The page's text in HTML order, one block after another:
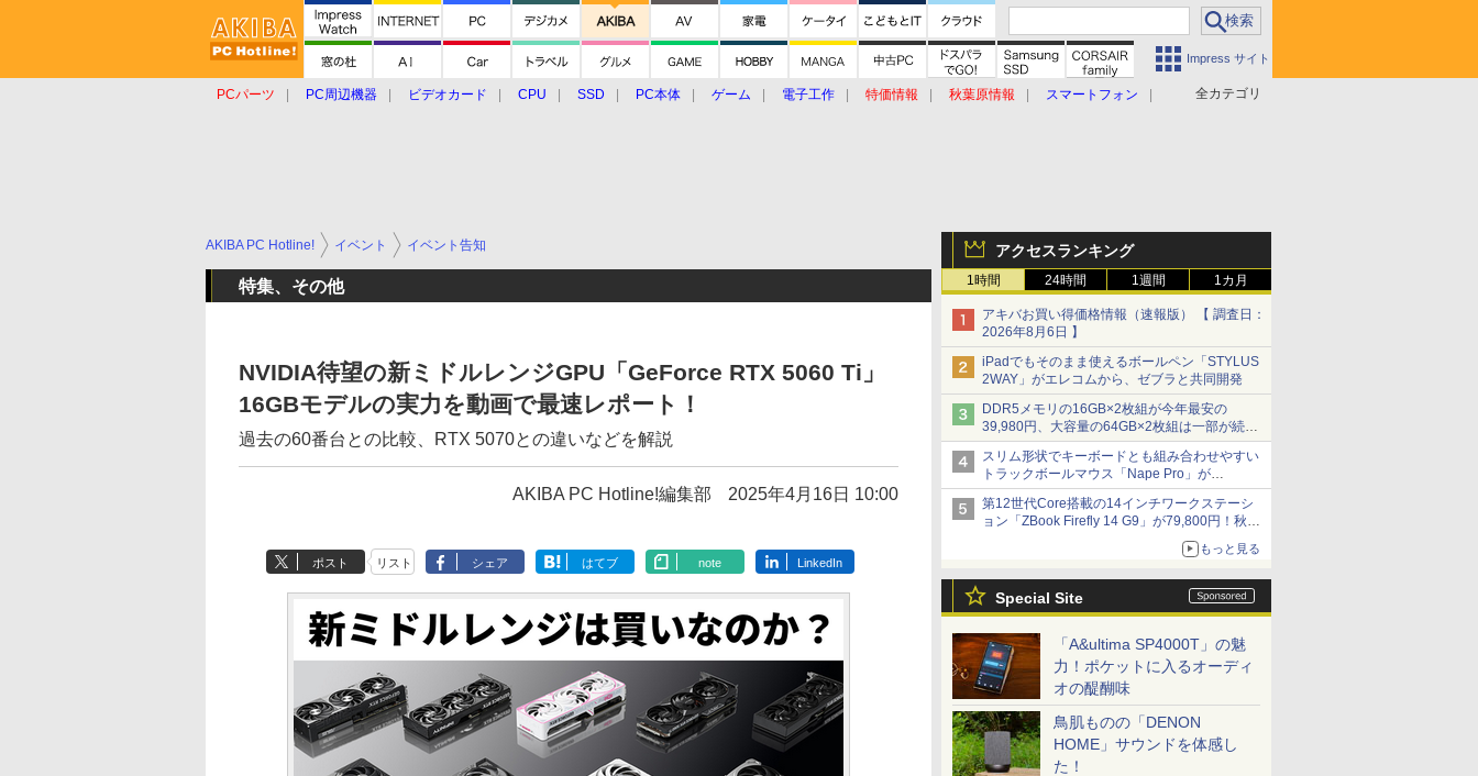
Impress サイト
全カテゴリ
PCパーツ PC周辺機器 ビデオカード CPU SSD PC本体 ゲーム 電子工作 特価情報 秋葉原情報
スマートフォン
アクセスランキング
1時間 24時間 1週間 1カ月
アキバお買い得価格情報（速報版） 【 調査日：
2026年8月6日 】
iPadでもそのまま使えるボールペン「STYLUS
2WAY」がエレコムから、ゼブラと共同開発
DDR5メモリの16GB×2枚組が今年最安の
39,980円、大容量の64GB×2枚組は一部が続騰
[8月前半のメモリ価格]
スリム形状でキーボードとも組み合わせやすい
トラックボールマウス「Nape Pro」が
Keychronから
第12世代Core搭載の14インチワークステーシ
ョン「ZBook Firefly 14 G9」が79,800円！秋葉
もっと見る
Special Site
「A&ultima SP4000T」の魅
力！ポケットに入るオーディ
オの醍醐味
鳥肌ものの「DENON
HOME」サウンドを体感し
た！
AKIBA PC Hotline! イベント イベント告知
特集、その他
NVIDIA待望の新ミドルレンジGPU「GeForce RTX 5060 Ti」
16GBモデルの実力を動画で最速レポート！
過去の60番台との比較、RTX 5070との違いなどを解説
AKIBA PC Hotline!編集部 2025年4月16日 10:00
ポスト リスト シェア はてブ note LinkedIn